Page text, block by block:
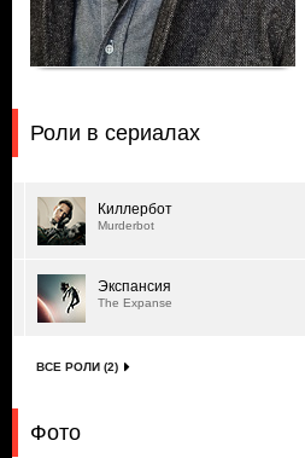
Роли в сериалах
Киллербот
Murderbot
Экспансия
The Expanse
ВСЕ РОЛИ (2)
Фото